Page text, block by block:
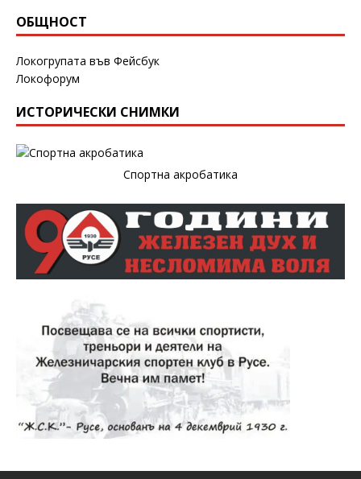
ОБЩНОСТ
Локогрупата във Фейсбук
Локофорум
ИСТОРИЧЕСКИ СНИМКИ
Спортна акробатика